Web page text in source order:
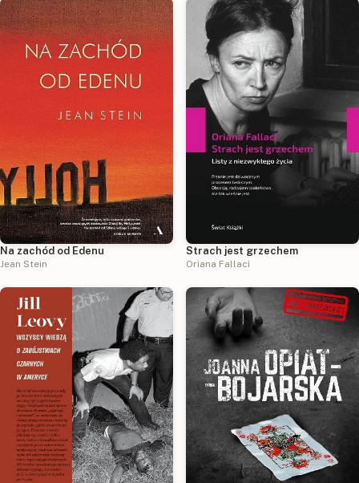
Na zachód od Edenu
Jean Stein
Strach jest grzechem
Oriana Fallaci